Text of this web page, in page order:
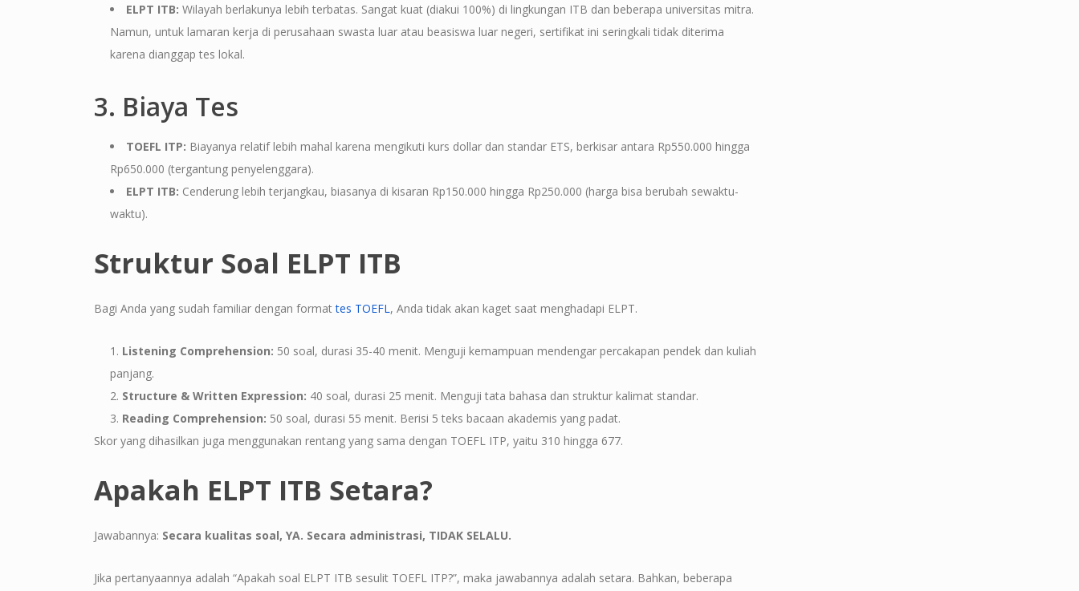
ELPT ITB: Wilayah berlakunya lebih terbatas. Sangat kuat (diakui 100%) di lingkungan ITB dan beberapa universitas mitra.
Namun, untuk lamaran kerja di perusahaan swasta luar atau beasiswa luar negeri, sertifikat ini seringkali tidak diterima
karena dianggap tes lokal.
3. Biaya Tes
TOEFL ITP: Biayanya relatif lebih mahal karena mengikuti kurs dollar dan standar ETS, berkisar antara Rp550.000 hingga
Rp650.000 (tergantung penyelenggara).
ELPT ITB: Cenderung lebih terjangkau, biasanya di kisaran Rp150.000 hingga Rp250.000 (harga bisa berubah sewaktu-
waktu).
Struktur Soal ELPT ITB
Bagi Anda yang sudah familiar dengan formattes TOEFL , Anda tidak akan kaget saat menghadapi ELPT.
Listening Comprehension: 50 soal, durasi 35-40 menit. Menguji kemampuan mendengar percakapan pendek dan kuliah
panjang.
Structure & Written Expression: 40 soal, durasi 25 menit. Menguji tata bahasa dan struktur kalimat standar.
Reading Comprehension: 50 soal, durasi 55 menit. Berisi 5 teks bacaan akademis yang padat.
Skor yang dihasilkan juga menggunakan rentang yang sama dengan TOEFL ITP, yaitu 310 hingga 677.
Apakah ELPT ITB Setara?
Jawabannya: Secara kualitas soal, YA. Secara administrasi, TIDAK SELALU.
Jika pertanyaannya adalah “Apakah soal ELPT ITB sesulit TOEFL ITP?”, maka jawabannya adalah setara. Bahkan, beberapa